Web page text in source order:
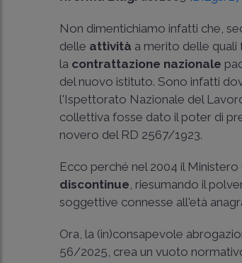
Non dimentichiamo infatti che,
delle attività a merito delle
la contrattazione nazionale
del nuovo istituto. Sono infatti
l'Ispettorato Nazionale del
collettiva fosse dato il poter di
novero del RD 2567/1923.
Ecco perché nel 2004 il
discontinue, riesumando il
soggettive connesse all'età
Ora, la (in)consapevole
56/2025, crea un vuoto